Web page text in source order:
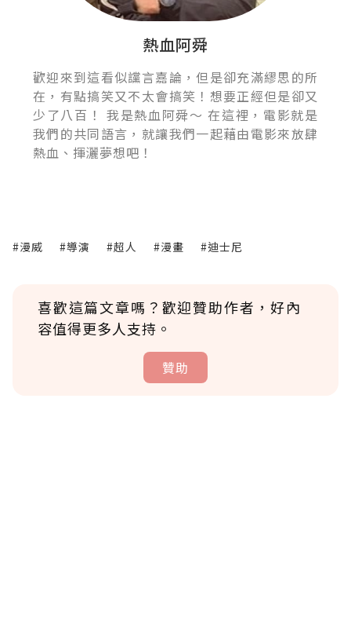
熱血阿舜
歡迎來到這看似讜言嘉論，但是卻充滿繆思的所
在，有點搞笑又不太會搞笑！想要正經但是卻又
少了八百！ 我是熱血阿舜～ 在這裡，電影就是
我們的共同語言，就讓我們一起藉由電影來放肆
熱血、揮灑夢想吧！
#漫威 #導演 #超人 #漫畫 #迪士尼
喜歡這篇文章嗎？歡迎贊助作者，好內
容值得更多人支持。
贊助